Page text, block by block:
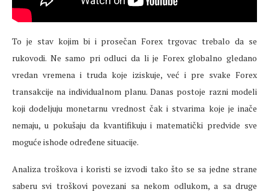
To je stav kojim bi i prosečan Forex trgovac trebalo da se
rukovodi. Ne samo pri odluci da li je Forex globalno gledano
vredan vremena i truda koje iziskuje, već i pre svake Forex
transakcije na individualnom planu. Danas postoje razni modeli
koji dodeljuju monetarnu vrednost čak i stvarima koje je inače
nemaju, u pokušaju da kvantifikuju i matematički predvide sve
moguće ishode određene situacije.
Analiza troškova i koristi se izvodi tako što se sa jedne strane
saberu svi troškovi povezani sa nekom odlukom, a sa druge